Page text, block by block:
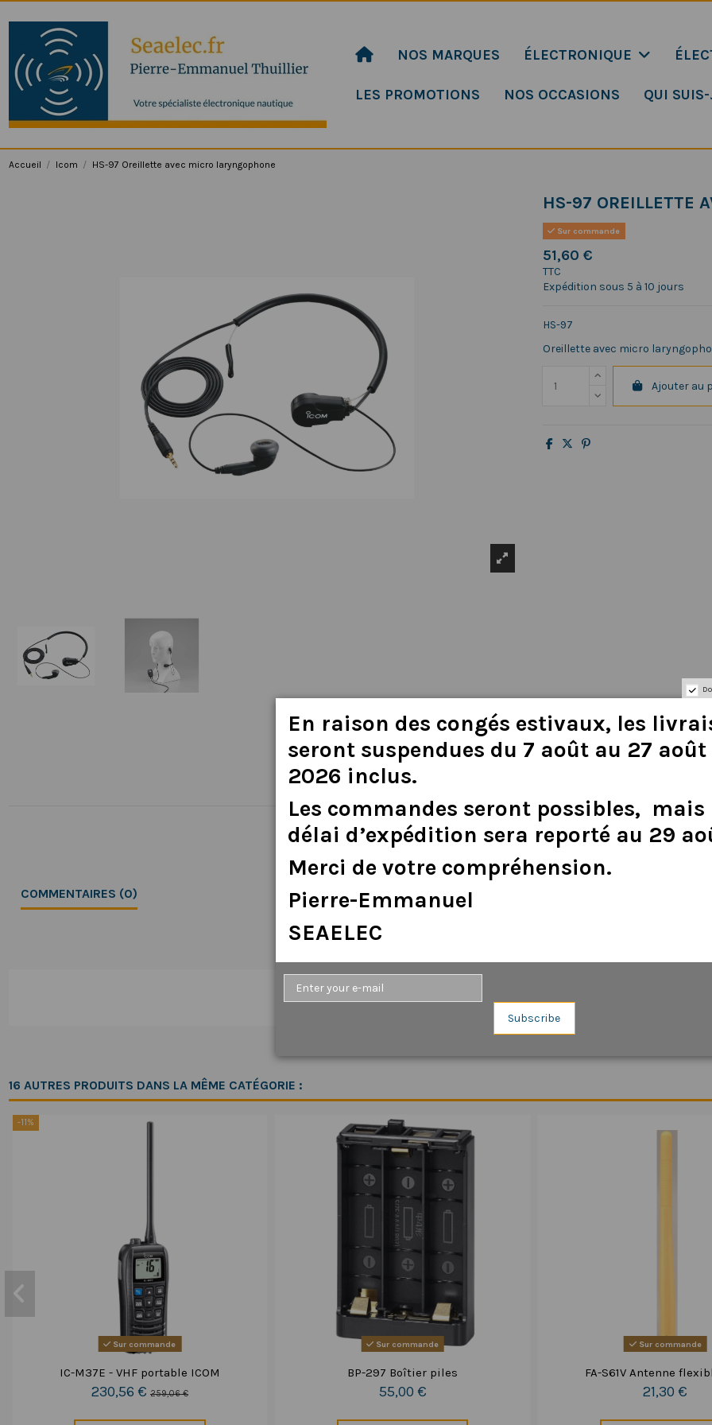
NOS MARQUES ÉLECTRONIQUE
LES PROMOTIONS NOS OCCASIONS QUI
Accueil Icom HS-97 Oreillette avec micro laryngophone
HS-97 OREILLETTE
Sur commande
51,60 €
TTC
Expédition sous 5 à 10 jours
HS-97
Oreillette avec micro
Ajouter au
COMMENTAIRES (0)
16 AUTRES PRODUITS DANS LA MÊME CATÉGORIE :
-11%
Sur commande
IC-M37E - VHF portable ICOM
230,56 € 259,06 €
Sur commande
BP-297 Boîtier piles
55,00 €
Sur commande
FA-S61V Antenne
21,30 €
En raison des congés estivaux, les
seront suspendues du 7 août au 27 août
2026 inclus.
Les commandes seront possibles, mais
délai d’expédition sera reporté au 29
Merci de votre compréhension.
Pierre-Emmanuel
SEAELEC
Subscribe